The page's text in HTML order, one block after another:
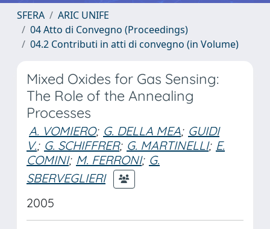
SFERA
ARIC UNIFE
04 Atto di Convegno (Proceedings)
04.2 Contributi in atti di convegno (in Volume)
Mixed Oxides for Gas Sensing:
The Role of the Annealing
Processes
A. VOMIERO; G. DELLA MEA; GUIDI
V.; G. SCHIFFRER; G. MARTINELLI; E.
COMINI; M. FERRONI; G.
SBERVEGLIERI
2005